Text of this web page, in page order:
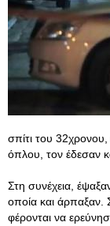
σπίτι του
όπλου, τον έδεσαν
Στη συνέχεια,
οποία και άρπαξαν.
φέρονται να